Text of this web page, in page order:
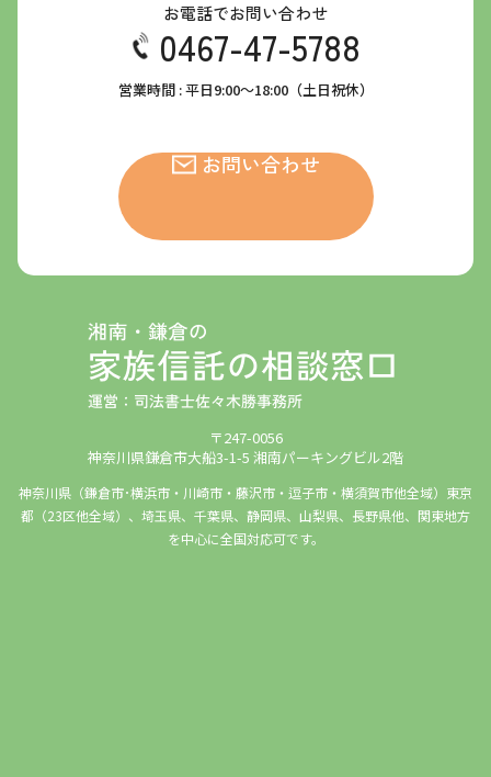
お電話でお問い合わせ
0467-47-5788
営業時間 : 平日9:00～18:00（土日祝休）
お問い合わせ
〒247-0056
神奈川県鎌倉市大船3-1-5 湘南パーキングビル2階
神奈川県（鎌倉市･横浜市・川崎市・藤沢市・逗子市・横須賀市他全域）東京
都（23区他全域）、埼玉県、千葉県、静岡県、山梨県、長野県他、関東地方
を中心に全国対応可です。